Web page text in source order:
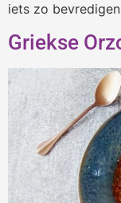
iets zo
Griekse